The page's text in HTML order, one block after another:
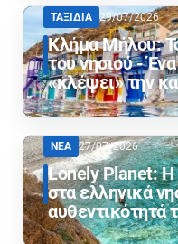
ΤΑΞΙΔΙΑ 29/07/2026
Κλήμα Μήλου:
του νησιού -
«κλέψει» την
ΝΕΑ 27/07/2026
Lonely Planet:
στα ελληνικά
αυθεντικότητά